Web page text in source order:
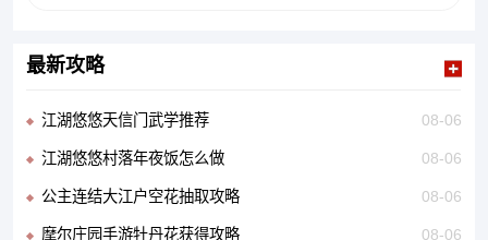
最新攻略
江湖悠悠天信门武学推荐 08-06
江湖悠悠村落年夜饭怎么做 08-06
公主连结大江户空花抽取攻略 08-06
摩尔庄园手游牡丹花获得攻略 08-06